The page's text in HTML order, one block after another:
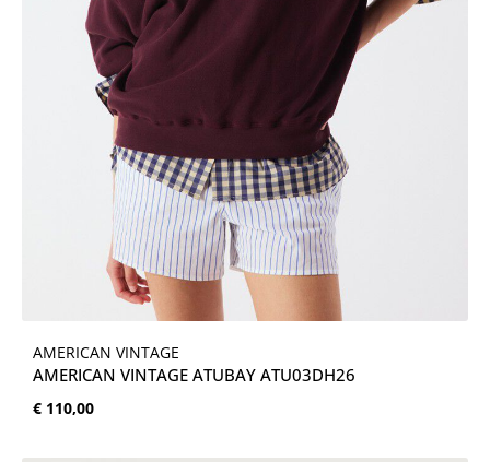
AMERICAN VINTAGE
AMERICAN VINTAGE ATUBAY ATU03DH26
Normale prijs:
€ 110,00